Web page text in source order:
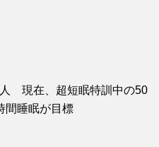
現在、超短眠特訓中の50
間睡眠が目標